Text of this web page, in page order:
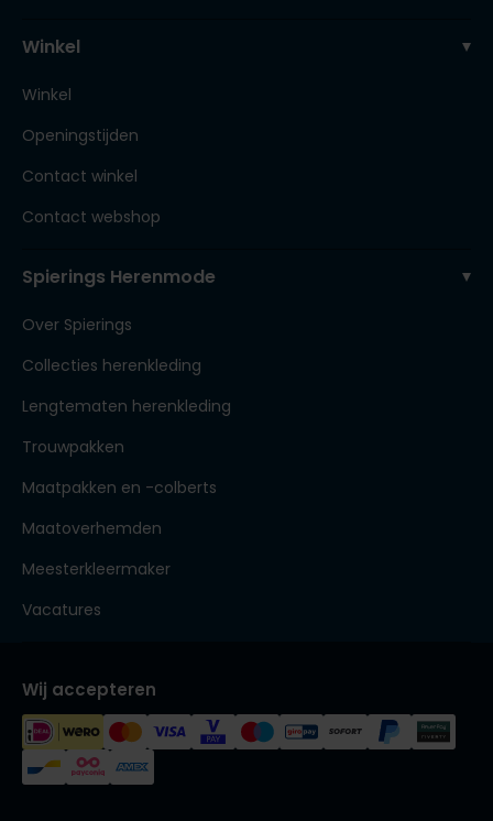
Winkel
Winkel
Openingstijden
Contact winkel
Contact webshop
Spierings Herenmode
Over Spierings
Collecties herenkleding
Lengtematen herenkleding
Trouwpakken
Maatpakken en -colberts
Maatoverhemden
Meesterkleermaker
Vacatures
Wij accepteren